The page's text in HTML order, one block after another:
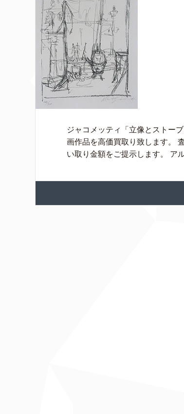
ジャコメッティ「立像とストー
画作品を高価買取り致します。
い取り金額をご提示します。 ア